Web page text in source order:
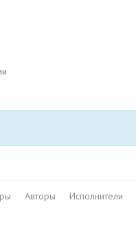
Авторы Исполнители